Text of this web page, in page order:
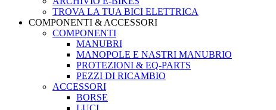
TROVA LA TUA BICI ELETTRICA
COMPONENTI & ACCESSORI
COMPONENTI
MANUBRI
MANOPOLE E NASTRI MANUBRIO
PROTEZIONI & EQ-PARTS
PEZZI DI RICAMBIO
ACCESSORI
BORSE
LUCI